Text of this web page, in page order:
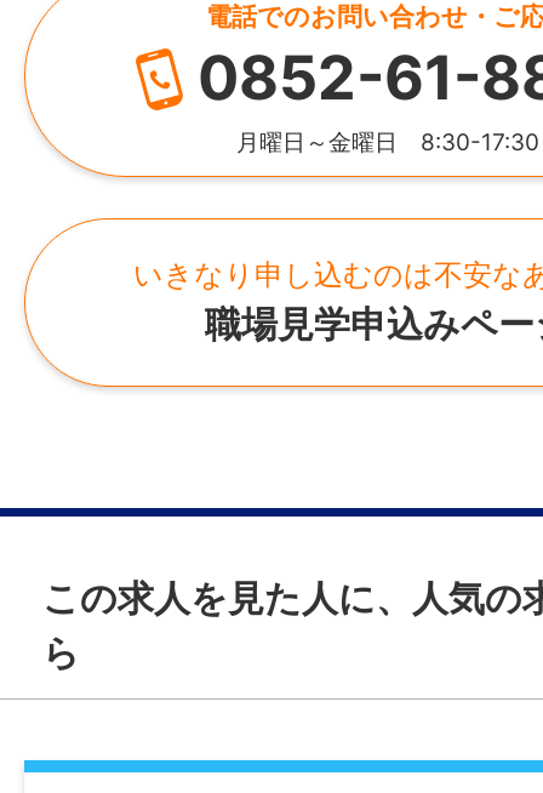
★無理のない働き方が叶います
土日祝休み＆年間休日125日。残業は月5時
プライベートや家庭との両立を大切にしな
★将来的にはオフィスの中心メンバーへ
業務に慣れてきたら、事務所の運営サポー
「頼られるのが好き」「ちょっとした管理
￣￣￣￣￣￣￣￣￣￣￣￣￣￣￣￣￣￣￣
【応募条件】
・PC基本操作ができる方（Excel/Wordの
OK）
https://cf-t.co.jp/
所在地
鳥取県米子市両三柳２７８番地
電話でのお問い合わせ・ご
0852-61-
月曜日～金曜日 8:30-17:30
いきなり申し込むのは不安な
職場見学申込みペ
この求人を見た人に、人気の
ら